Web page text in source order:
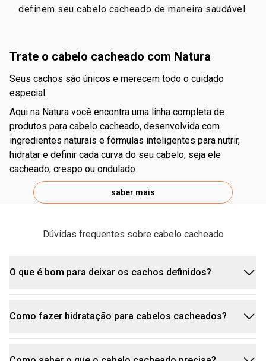
definem seu cabelo cacheado de maneira saudável.
trate o cabelo cacheado com Natura
seus cachos são únicos e merecem todo o cuidado
especial
aqui na Natura você encontra uma linha completa de
produtos para cabelo cacheado, desenvolvida com
ingredientes naturais e fórmulas inteligentes para nutrir,
hidratar e definir cada curva do seu cabelo, seja ele
cacheado, crespo ou ondulado
saber mais
Dúvidas frequentes sobre cabelo cacheado
O que é bom para deixar os cachos definidos?
Para cachos de arrasar, o segredo é manter os
fios hidratados, nutridos e sem frizz e, para isso,
Como fazer hidratação para cabelos cacheados?